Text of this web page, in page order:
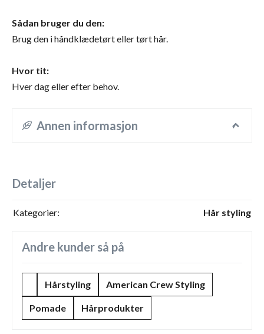
Sådan bruger du den:
Brug den i håndklædetørt eller tørt hår.
Hvor tit:
Hver dag eller efter behov.
Annen informasjon
Detaljer
Kategorier: Hår styling
Andre kunder så på
Hårstyling American Crew Styling
Pomade Hårprodukter